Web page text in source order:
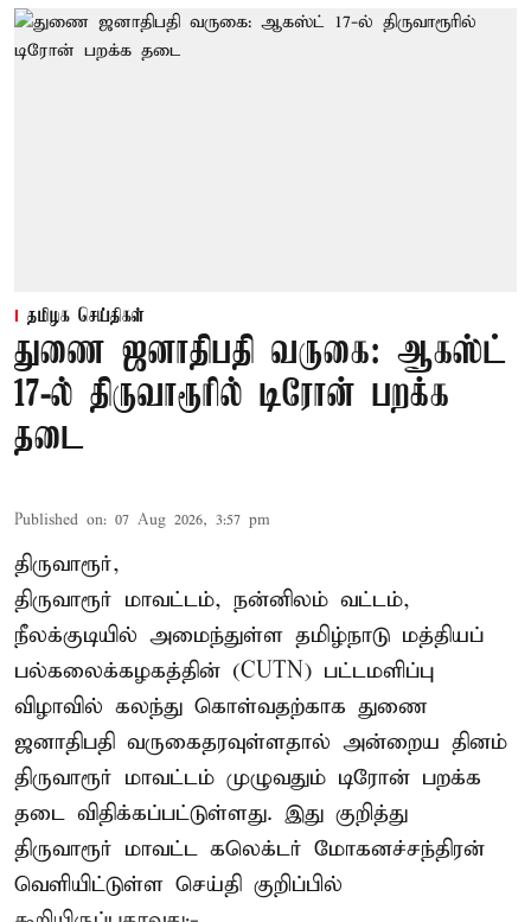
தமிழக செய்திகள்
துணை ஜனாதிபதி வருகை: ஆகஸ்ட்
17-ல் திருவாரூரில் டிரோன் பறக்க
தடை
Published on: 07 Aug 2026, 3:57 pm
திருவாரூர்,
திருவாரூர் மாவட்டம், நன்னிலம் வட்டம்,
நீலக்குடியில் அமைந்துள்ள தமிழ்நாடு மத்தியப்
பல்கலைக்கழகத்தின் (CUTN) பட்டமளிப்பு
விழாவில் கலந்து கொள்வதற்காக துணை
ஜனாதிபதி வருகைதரவுள்ளதால் அன்றைய தினம்
திருவாரூர் மாவட்டம் முழுவதும் டிரோன் பறக்க
தடை விதிக்கப்பட்டுள்ளது. இது குறித்து
திருவாரூர் மாவட்ட கலெக்டர் மோகனச்சந்திரன்
வெளியிட்டுள்ள செய்தி குறிப்பில்